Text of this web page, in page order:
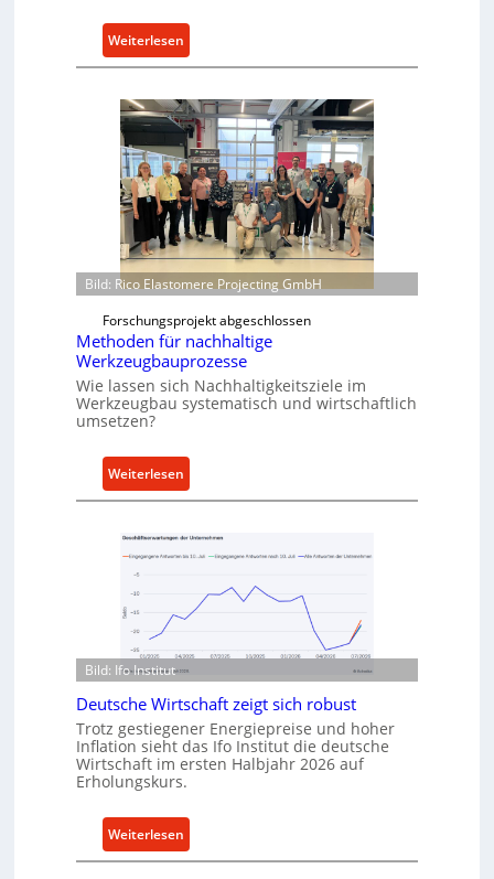
n
r
i
e
b
e
X
6
-
P
l
a
t
t
f
o
r
w
e
t
Weiterlesen
S
a
r
e
P
a
r
t
s
N
o
w
f
ü
h
t
n
v
n
I
n
d
u
r
i
Bild: Rico Elastomere Projecting GmbH
Forschungsprojekt abgeschlossen
Methoden für nachhaltige
Werkzeugbauprozesse
Wie lassen sich Nachhaltigkeitsziele im
Werkzeugbau systematisch und wirtschaftlich
umsetzen?
Weiterlesen
M
t
d
n
f
ü
r
n
a
h
a
Bild: Ifo Institut
Deutsche Wirtschaft zeigt sich robust
Trotz gestiegener Energiepreise und hoher
Inflation sieht das Ifo Institut die deutsche
Wirtschaft im ersten Halbjahr 2026 auf
Erholungskurs.
Weiterlesen
D